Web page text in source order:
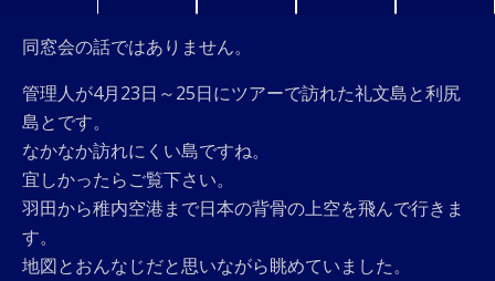
同窓会の話ではありません。
管理人が4月23日～25日にツアーで訪れた礼文島と利尻
島とです。
なかなか訪れにくい島ですね。
宜しかったらご覧下さい。
羽田から稚内空港まで日本の背骨の上空を飛んで行きま
す。
地図とおんなじだと思いながら眺めていました。